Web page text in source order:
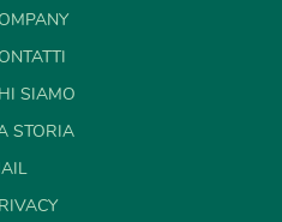
SIAMO
STORIA